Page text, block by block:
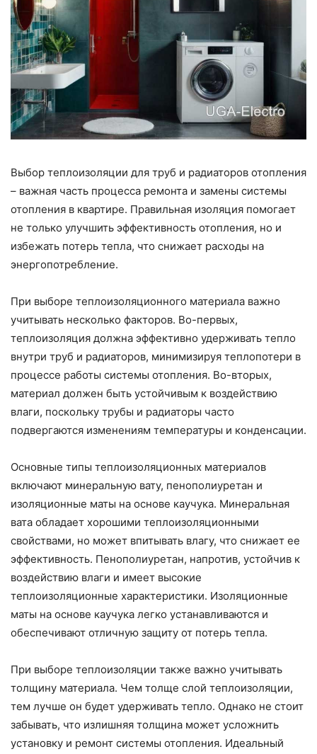
Выбор теплоизоляции для труб и радиаторов отопления
– важная часть процесса ремонта и замены системы
отопления в квартире. Правильная изоляция помогает
не только улучшить эффективность отопления, но и
избежать потерь тепла, что снижает расходы на
энергопотребление.
При выборе теплоизоляционного материала важно
учитывать несколько факторов. Во-первых,
теплоизоляция должна эффективно удерживать тепло
внутри труб и радиаторов, минимизируя теплопотери в
процессе работы системы отопления. Во-вторых,
материал должен быть устойчивым к воздействию
влаги, поскольку трубы и радиаторы часто
подвергаются изменениям температуры и конденсации.
Основные типы теплоизоляционных материалов
включают минеральную вату, пенополиуретан и
изоляционные маты на основе каучука. Минеральная
вата обладает хорошими теплоизоляционными
свойствами, но может впитывать влагу, что снижает ее
эффективность. Пенополиуретан, напротив, устойчив к
воздействию влаги и имеет высокие
теплоизоляционные характеристики. Изоляционные
маты на основе каучука легко устанавливаются и
обеспечивают отличную защиту от потерь тепла.
При выборе теплоизоляции также важно учитывать
толщину материала. Чем толще слой теплоизоляции,
тем лучше он будет удерживать тепло. Однако не стоит
забывать, что излишняя толщина может усложнить
установку и ремонт системы отопления. Идеальный